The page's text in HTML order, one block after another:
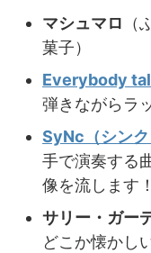
マシュマロ
菓子）
Everybody
弾きながらラ
SyNc（シンク
手で演奏する
像を流します！
サリー・ガー
どこか懐かし